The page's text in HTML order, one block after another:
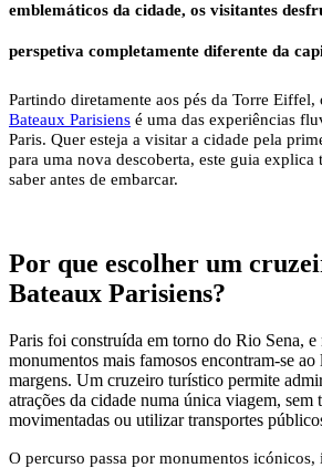
emblemáticos da cidade, os visitantes
perspetiva completamente diferente da
Partindo diretamente aos pés da Torre Eiffel,
Bateaux Parisiens é uma das experiências
Paris. Quer esteja a visitar a cidade pela
para uma nova descoberta, este guia explica
saber antes de embarcar.
Por que escolher um
Bateaux Parisiens?
Paris foi construída em torno do Rio Sena, e
monumentos mais famosos encontram-se ao
margens. Um cruzeiro turístico permite
atrações da cidade numa única viagem, sem
movimentadas ou utilizar transportes
O percurso passa por monumentos